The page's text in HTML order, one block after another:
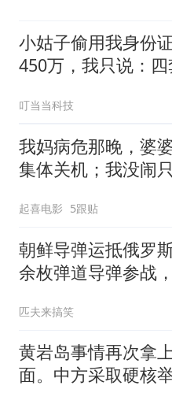
小姑子偷用我身份
450万，我只说：
叮当当科技
我妈病危那晚，婆
集体关机；我没闹
你是不是疯了？
起喜电影 5跟贴
朝鲜导弹运抵俄罗
余枚弹道导弹参战
匹夫来搞笑
黄岩岛事情再次拿
面。中方采取硬核